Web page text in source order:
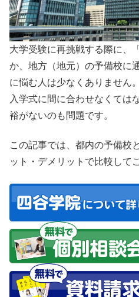
大学受験に再挑戦する際に、
か、地方（地元）の予備校に
に悩む人は少なくありません
入学式に間に合わせなくては
裕がないのも問題です。
この記事では、都内の予備校
ット・デメリットで比較して